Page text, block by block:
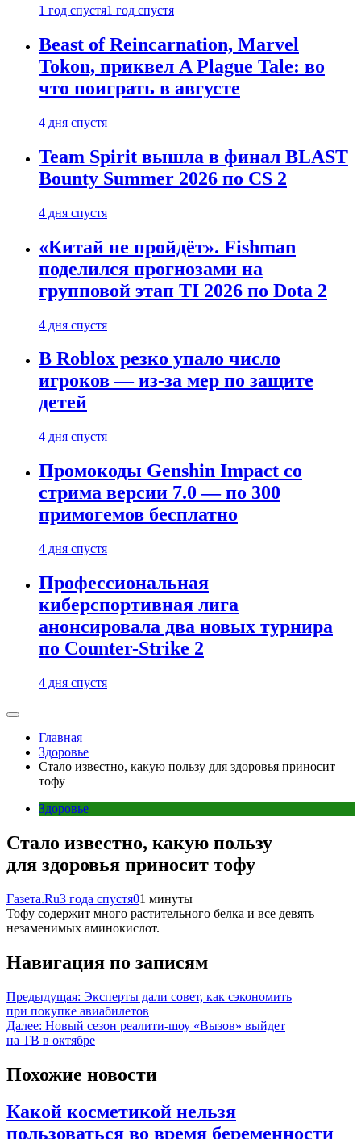
1 год спустя1 год спустя
Beast of Reincarnation, Marvel
Tokon, приквел A Plague Tale: во
что поиграть в августе
4 дня спустя
Team Spirit вышла в финал BLAST
Bounty Summer 2026 по CS 2
4 дня спустя
«Китай не пройдёт». Fishman
поделился прогнозами на
групповой этап TI 2026 по Dota 2
4 дня спустя
В Roblox резко упало число
игроков — из-за мер по защите
детей
4 дня спустя
Промокоды Genshin Impact со
стрима версии 7.0 — по 300
примогемов бесплатно
4 дня спустя
Профессиональная
киберспортивная лига
анонсировала два новых турнира
по Counter-Strike 2
4 дня спустя
Главная
Здоровье
Стало известно, какую пользу для здоровья приносит
тофу
Здоровье
Стало известно, какую пользу
для здоровья приносит тофу
Газета.Ru3 года спустя01 минуты
Тофу содержит много растительного белка и все девять
незаменимых аминокислот.
Навигация по записям
Предыдущая: Эксперты дали совет, как сэкономить
при покупке авиабилетов
Далее: Новый сезон реалити-шоу «Вызов» выйдет
на ТВ в октябре
Похожие новости
Какой косметикой нельзя
пользоваться во время беременности